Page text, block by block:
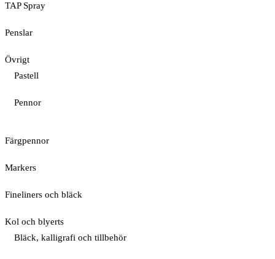
TAP Spray
Penslar
Övrigt
Pastell
Pennor
Färgpennor
Markers
Fineliners och bläck
Kol och blyerts
Bläck, kalligrafi och tillbehör